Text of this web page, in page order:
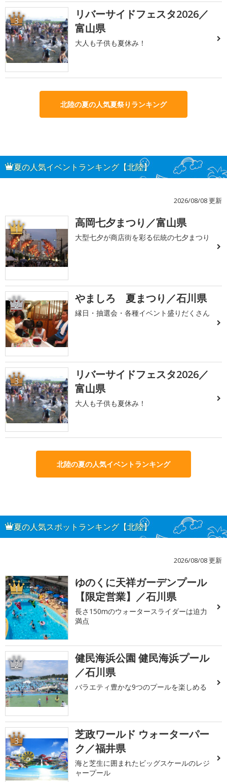
3
リバーサイドフェスタ2026／
富山県
大人も子供も夏休み！
北陸の夏の人気夏祭りランキング
夏の人気イベントランキング【北陸】
2026/08/08 更新
1 高岡七夕まつり／富山県
大型七夕が商店街を彩る伝統の七夕まつり
2 やましろ 夏まつり／石川県
縁日・抽選会・各種イベント盛りだくさん
3
リバーサイドフェスタ2026／
富山県
大人も子供も夏休み！
北陸の夏の人気イベントランキング
夏の人気スポットランキング【北陸】
2026/08/08 更新
1
ゆのくに天祥ガーデンプール
【限定営業】／石川県
長さ150mのウォータースライダーは迫力
満点
2
健民海浜公園 健民海浜プール
／石川県
バラエティ豊かな9つのプールを楽しめる
3
芝政ワールド ウォーターパー
ク／福井県
海と芝生に囲まれたビッグスケールのレジ
ャープール